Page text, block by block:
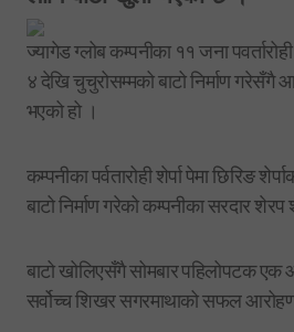
ज्यागेड ग्लोब कम्पनीका ११ जना
४ देखि चुचुरोसम्मको बाटो निर्माण गरेसँगै
भएको हो ।
कम्पनीका पर्वतारोही शेर्पा पेमा छिरिङ
बाटो निर्माण गरेको कम्पनीका सरदार शेरप
बाटो खोलिएसँगै सोमबार पहिलोपटक
सर्वोच्च शिखर सगरमाथाको सफल